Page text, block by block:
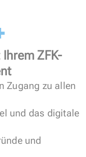
ZFK-
Zugang zu allen
und das digitale
und